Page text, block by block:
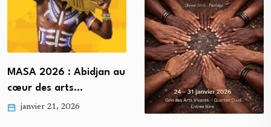
MASA 2026 : Abidjan au
cœur des arts…
janvier 21, 2026